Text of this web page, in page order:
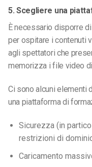
5. Scegliere una
È necessario disporre
per ospitare i contenuti
agli spettatori che
memorizza i file video
Ci sono alcuni elementi
una piattaforma di
Sicurezza (in
restrizioni di
Caricamento